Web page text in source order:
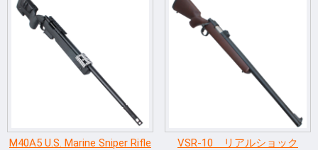
M40A5 U.S. Marine Sniper Rifle
VSR-10 リアルショック